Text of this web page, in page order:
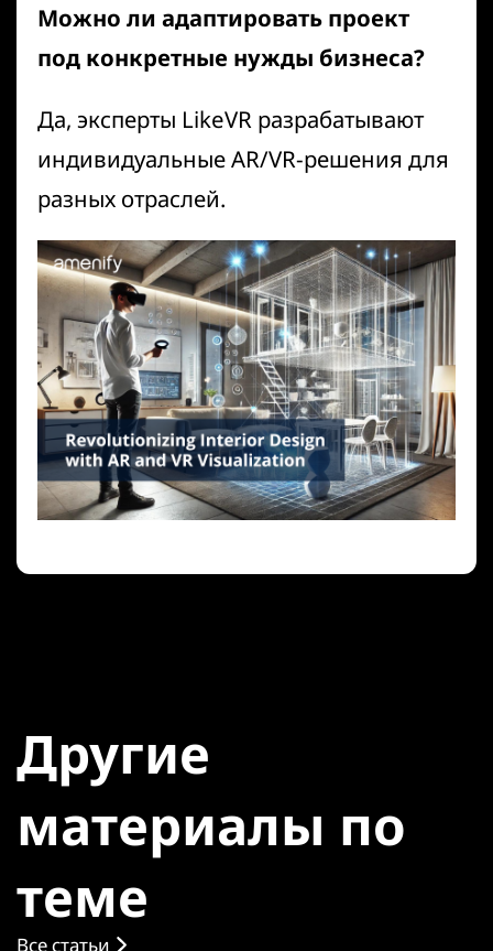
Можно ли адаптировать проект
под конкретные нужды бизнеса?
Да, эксперты LikeVR разрабатывают
индивидуальные AR/VR-решения для
разных отраслей.
Другие
материалы по
теме
Все статьи